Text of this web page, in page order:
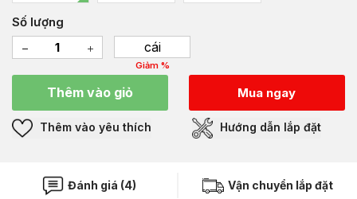
Số lượng
cái
Giảm %
Thêm vào giỏ Mua ngay
Thêm vào yêu thích Hướng dẫn lắp đặt
Đánh giá (4) Vận chuyển lắp đặt